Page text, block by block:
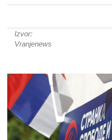
Izvor:
Vranjenews